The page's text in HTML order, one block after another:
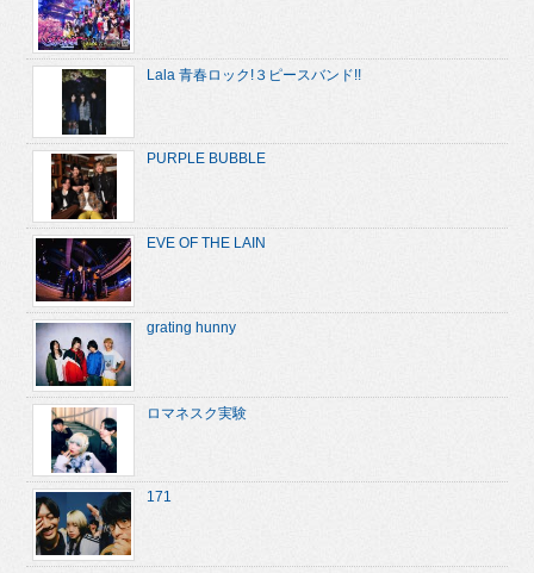
Lala 青春ロック!３ピースバンド!!
PURPLE BUBBLE
EVE OF THE LAIN
grating hunny
ロマネスク実験
171